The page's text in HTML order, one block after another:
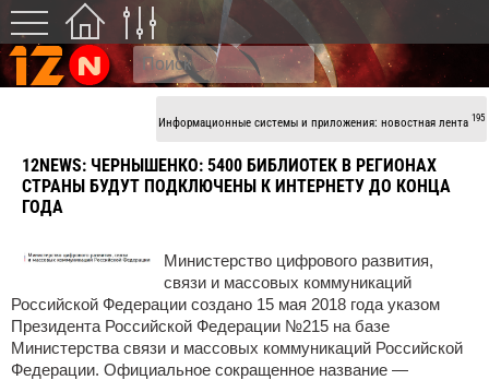
Информационные системы и приложения: новостная лента 195
12NEWS: ЧЕРНЫШЕНКО: 5400 БИБЛИОТЕК В РЕГИОНАХ
СТРАНЫ БУДУТ ПОДКЛЮЧЕНЫ К ИНТЕРНЕТУ ДО КОНЦА
ГОДА
Министерство цифрового развития,
связи и массовых коммуникаций
Российской Федерации создано 15 мая 2018 года указом
Президента Российской Федерации №215 на базе
Министерства связи и массовых коммуникаций Российской
Федерации. Официальное сокращенное название —